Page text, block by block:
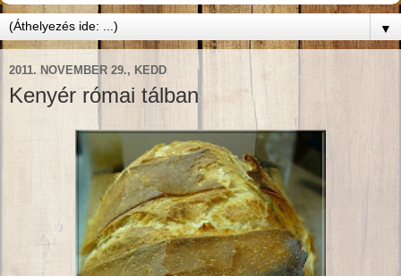
▼
2011. NOVEMBER 29., KEDD
Kenyér római tálban